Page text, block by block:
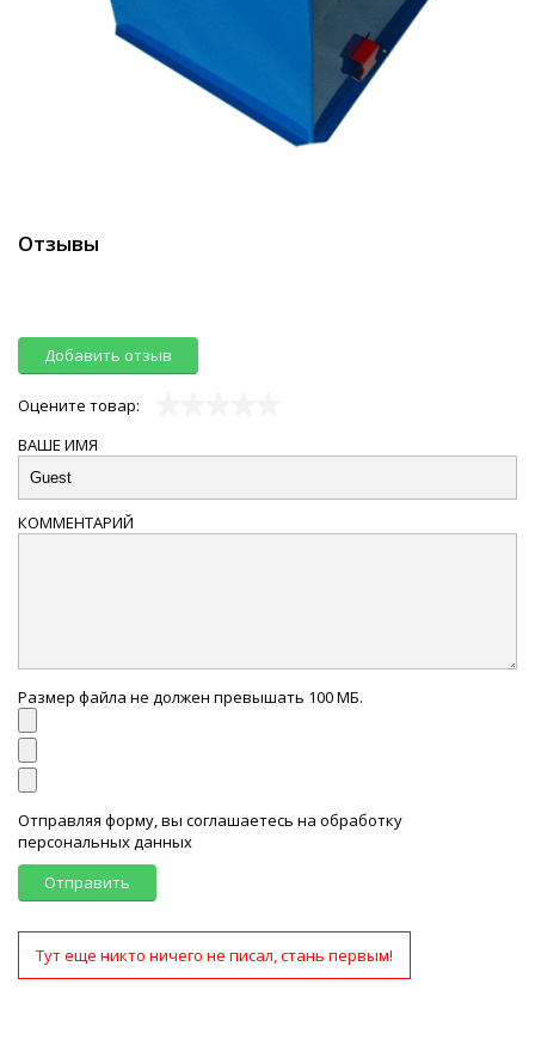
Отзывы
Добавить отзыв
Оцените товар:
ВАШЕ ИМЯ
КОММЕНТАРИЙ
Размер файла не должен превышать 100 МБ.
Отправляя форму, вы соглашаетесь на обработку
персональных данных
Отправить
Тут еще никто ничего не писал, стань первым!